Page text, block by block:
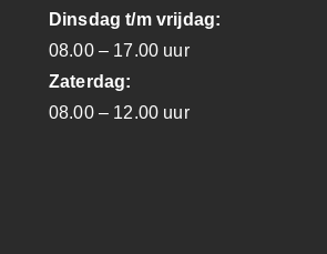
Dinsdag t/m vrijdag:
08.00 – 17.00 uur
Zaterdag:
08.00 – 12.00 uur